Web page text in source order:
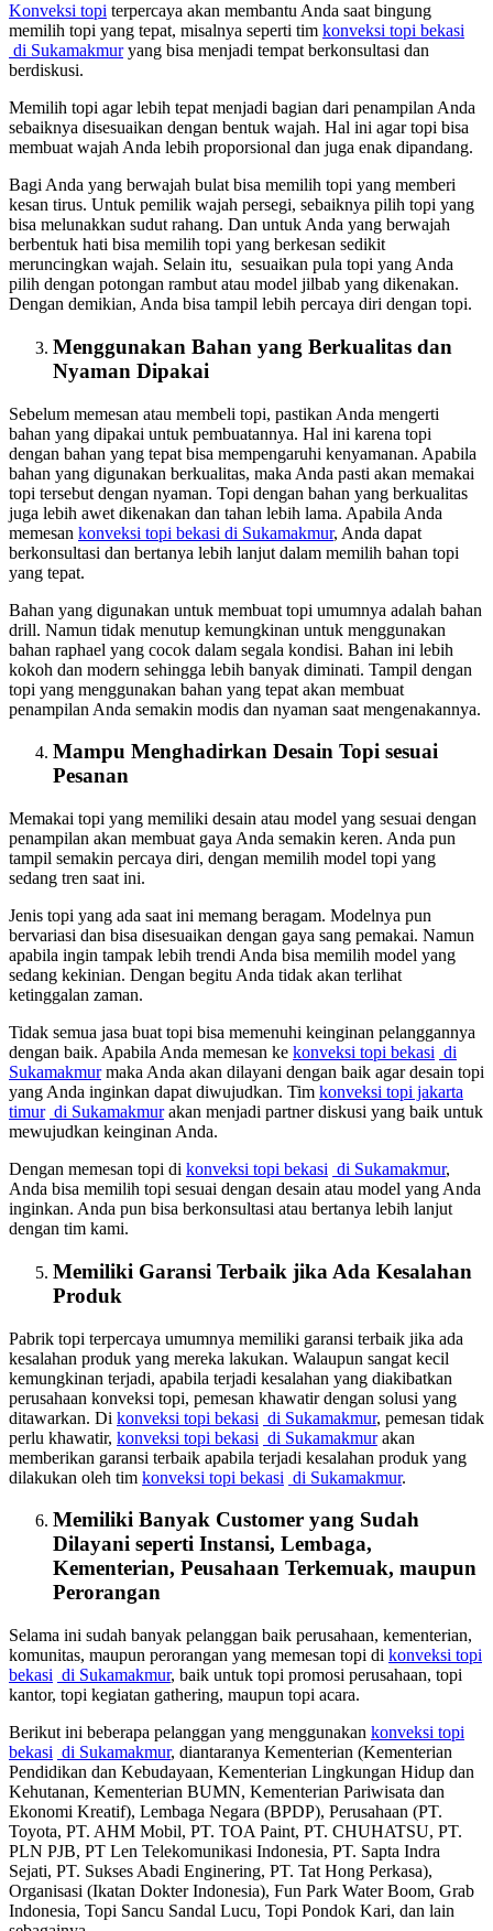
Konveksi topi terpercaya akan membantu Anda saat bingung
memilih topi yang tepat, misalnya seperti tim konveksi topi bekasi
di Sukamakmuryang bisa menjadi tempat berkonsultasi dan
berdiskusi.
Memilih topi agar lebih tepat menjadi bagian dari penampilan Anda
sebaiknya disesuaikan dengan bentuk wajah. Hal ini agar topi bisa
membuat wajah Anda lebih proporsional dan juga enak dipandang.
Bagi Anda yang berwajah bulat bisa memilih topi yang memberi
kesan tirus. Untuk pemilik wajah persegi, sebaiknya pilih topi yang
bisa melunakkan sudut rahang. Dan untuk Anda yang berwajah
berbentuk hati bisa memilih topi yang berkesan sedikit
meruncingkan wajah. Selain itu, sesuaikan pula topi yang Anda
pilih dengan potongan rambut atau model jilbab yang dikenakan.
Dengan demikian, Anda bisa tampil lebih percaya diri dengan topi.
Menggunakan Bahan yang Berkualitas dan
Nyaman Dipakai
Sebelum memesan atau membeli topi, pastikan Anda mengerti
bahan yang dipakai untuk pembuatannya. Hal ini karena topi
dengan bahan yang tepat bisa mempengaruhi kenyamanan. Apabila
bahan yang digunakan berkualitas, maka Anda pasti akan memakai
topi tersebut dengan nyaman. Topi dengan bahan yang berkualitas
juga lebih awet dikenakan dan tahan lebih lama. Apabila Anda
memesan konveksi topi bekasi di Sukamakmur, Anda dapat
berkonsultasi dan bertanya lebih lanjut dalam memilih bahan topi
yang tepat.
Bahan yang digunakan untuk membuat topi umumnya adalah bahan
drill. Namun tidak menutup kemungkinan untuk menggunakan
bahan raphael yang cocok dalam segala kondisi. Bahan ini lebih
kokoh dan modern sehingga lebih banyak diminati. Tampil dengan
topi yang menggunakan bahan yang tepat akan membuat
penampilan Anda semakin modis dan nyaman saat mengenakannya.
Mampu Menghadirkan Desain Topi sesuai
Pesanan
Memakai topi yang memiliki desain atau model yang sesuai dengan
penampilan akan membuat gaya Anda semakin keren. Anda pun
tampil semakin percaya diri, dengan memilih model topi yang
sedang tren saat ini.
Jenis topi yang ada saat ini memang beragam. Modelnya pun
bervariasi dan bisa disesuaikan dengan gaya sang pemakai. Namun
apabila ingin tampak lebih trendi Anda bisa memilih model yang
sedang kekinian. Dengan begitu Anda tidak akan terlihat
ketinggalan zaman.
Tidak semua jasa buat topi bisa memenuhi keinginan pelanggannya
dengan baik. Apabila Anda memesan ke konveksi topi bekasi di
Sukamakmurmaka Anda akan dilayani dengan baik agar desain topi
yang Anda inginkan dapat diwujudkan. Tim konveksi topi jakarta
timur di Sukamakmurakan menjadi partner diskusi yang baik untuk
mewujudkan keinginan Anda.
Dengan memesan topi di konveksi topi bekasi di Sukamakmur,
Anda bisa memilih topi sesuai dengan desain atau model yang Anda
inginkan. Anda pun bisa berkonsultasi atau bertanya lebih lanjut
dengan tim kami.
Memiliki Garansi Terbaik jika Ada Kesalahan
Produk
Pabrik topi terpercaya umumnya memiliki garansi terbaik jika ada
kesalahan produk yang mereka lakukan. Walaupun sangat kecil
kemungkinan terjadi, apabila terjadi kesalahan yang diakibatkan
perusahaan konveksi topi, pemesan khawatir dengan solusi yang
ditawarkan. Di konveksi topi bekasi di Sukamakmur, pemesan tidak
perlu khawatir, konveksi topi bekasi di Sukamakmurakan
memberikan garansi terbaik apabila terjadi kesalahan produk yang
dilakukan oleh tim konveksi topi bekasi di Sukamakmur.
Memiliki Banyak Customer yang Sudah
Dilayani seperti Instansi, Lembaga,
Kementerian, Peusahaan Terkemuak, maupun
Perorangan
Selama ini sudah banyak pelanggan baik perusahaan, kementerian,
komunitas, maupun perorangan yang memesan topi di konveksi topi
bekasi di Sukamakmur, baik untuk topi promosi perusahaan, topi
kantor, topi kegiatan gathering, maupun topi acara.
Berikut ini beberapa pelanggan yang menggunakan konveksi topi
bekasi di Sukamakmur, diantaranya Kementerian (Kementerian
Pendidikan dan Kebudayaan, Kementerian Lingkungan Hidup dan
Kehutanan, Kementerian BUMN, Kementerian Pariwisata dan
Ekonomi Kreatif), Lembaga Negara (BPDP), Perusahaan (PT.
Toyota, PT. AHM Mobil, PT. TOA Paint, PT. CHUHATSU, PT.
PLN PJB, PT Len Telekomunikasi Indonesia, PT. Sapta Indra
Sejati, PT. Sukses Abadi Enginering, PT. Tat Hong Perkasa),
Organisasi (Ikatan Dokter Indonesia), Fun Park Water Boom, Grab
Indonesia, Topi Sancu Sandal Lucu, Topi Pondok Kari, dan lain